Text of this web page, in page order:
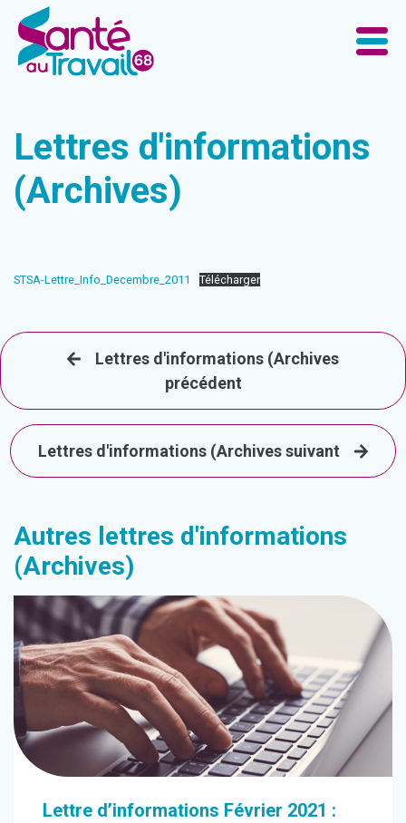
Lettres d'informations
(Archives)
STSA-Lettre_Info_Decembre_2011 Télécharger
Lettres d'informations (Archives
précédent
Lettres d'informations (Archives suivant
Autres lettres d'informations
(Archives)
Lettre d’informations Février 2021 :